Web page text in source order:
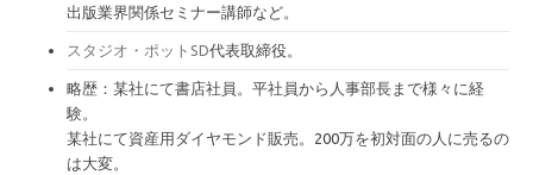
出版業界関係セミナー講師など。
スタジオ・ポットSD代表取締役。
略歴：某社にて書店社員。平社員から人事部長まで様々に経
験。
某社にて資産用ダイヤモンド販売。200万を初対面の人に売るの
は大変。